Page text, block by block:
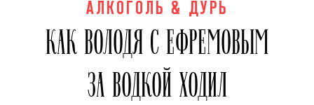
АЛКОГОЛЬ & ДУРЬ
КАК ВОЛОДЯ С ЕФРЕМОВЫМ
ЗА ВОДКОЙ ХОДИЛ